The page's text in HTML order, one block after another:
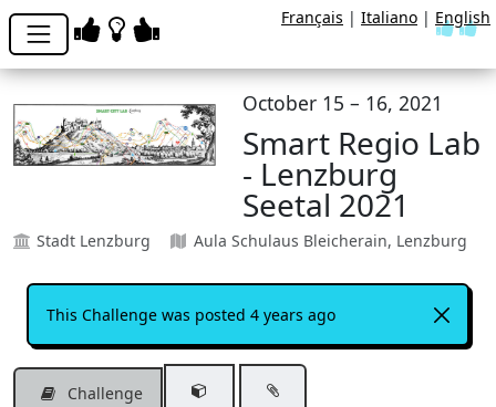
October 15 – 16, 2021
Smart Regio Lab
- Lenzburg
Seetal 2021
Stadt Lenzburg Aula Schulaus Bleicherain, Lenzburg
This Challenge was posted 4 years ago
Challenge
Français | Italiano | English